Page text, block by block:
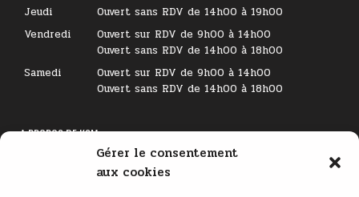
Gérer le consentement
aux cookies
Jeudi
Ouvert sans RDV de 14h00 à 19h00
Vendredi
Ouvert sur RDV de 9h00 à 14h00
Ouvert sans RDV de 14h00 à 18h00
Samedi
Ouvert sur RDV de 9h00 à 14h00
Ouvert sans RDV de 14h00 à 18h00
A PROPOS DE KSM